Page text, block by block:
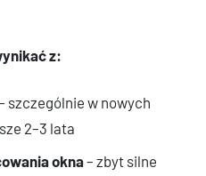
z:
szczególnie w nowych
2–3 lata
okna– zbyt silne